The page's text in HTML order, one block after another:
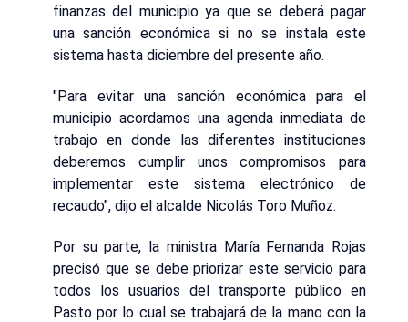
finanzas del municipio ya que se deberá pagar
una sanción económica si no se instala este
sistema hasta diciembre del presente año.
"Para evitar una sanción económica para el
municipio acordamos una agenda inmediata de
trabajo en donde las diferentes instituciones
deberemos cumplir unos compromisos para
implementar este sistema electrónico de
recaudo", dijo el alcalde Nicolás Toro Muñoz.
Por su parte, la ministra María Fernanda Rojas
precisó que se debe priorizar este servicio para
todos los usuarios del transporte público en
Pasto por lo cual se trabajará de la mano con la